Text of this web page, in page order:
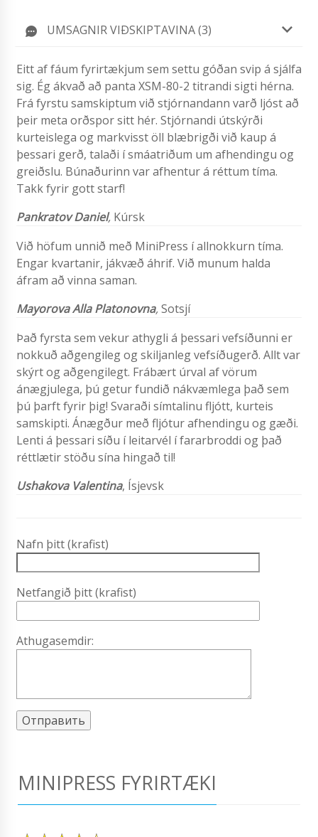
UMSAGNIR VIÐSKIPTAVINA (3)
Eitt af fáum fyrirtækjum sem settu góðan svip á sjálfa
sig. Ég ákvað að panta XSM-80-2 titrandi sigti hérna.
Frá fyrstu samskiptum við stjórnandann varð ljóst að
þeir meta orðspor sitt hér. Stjórnandi útskýrði
kurteislega og markvisst öll blæbrigði við kaup á
þessari gerð, talaði í smáatriðum um afhendingu og
greiðslu. Búnaðurinn var afhentur á réttum tíma.
Takk fyrir gott starf!
Pankratov Daniel, Kúrsk
Við höfum unnið með MiniPress í allnokkurn tíma.
Engar kvartanir, jákvæð áhrif. Við munum halda
áfram að vinna saman.
Mayorova Alla Platonovna,Sotsjí
Það fyrsta sem vekur athygli á þessari vefsíðunni er
nokkuð aðgengileg og skiljanleg vefsíðugerð. Allt var
skýrt og aðgengilegt. Frábært úrval af vörum
ánægjulega, þú getur fundið nákvæmlega það sem
þú þarft fyrir þig! Svaraði símtalinu fljótt, kurteis
samskipti. Ánægður með fljótur afhendingu og gæði.
Lenti á þessari síðu í leitarvél í fararbroddi og það
réttlætir stöðu sína hingað til!
Ushakova Valentina, Ísjevsk
Nafn þitt (krafist)
Netfangið þitt (krafist)
Athugasemdir:
MINIPRESS FYRIRTÆKI